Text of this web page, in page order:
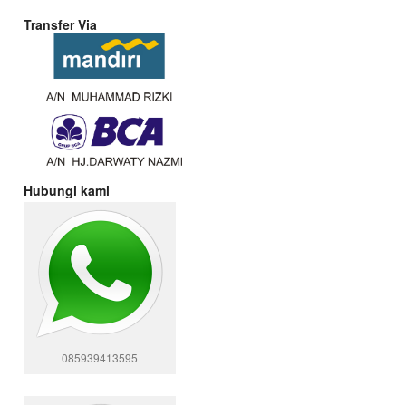
Transfer Via
Hubungi kami
085939413595